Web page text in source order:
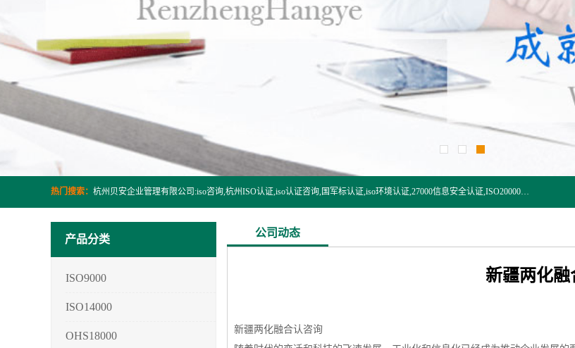
热门搜索： 杭州贝安企业管理有限公司:iso咨询,杭州ISO认证,iso认证咨询,国军标认证,iso环境认证,27000信息安全认证,ISO20000信息技术认证,口罩检测报告,32610检测报告,CCRC认证,ISO50001认证,ITSS认证,两化融合认证,出口口罩检测报告等认证代理服务,本公司有近10年的体系咨询经验,能业务覆盖范围南到海南三亚北到新疆阿克苏.
产品分类
ISO9000
ISO14000
OHS18000
公司动态
新疆两化融
新疆两化融合认咨询